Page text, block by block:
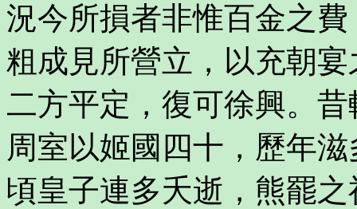
況今所損者非惟百金之
粗成見所營立，以充朝
二方平定，復可徐興。
周室以姬國四十，歷年
頃皇子連多夭逝，熊罷